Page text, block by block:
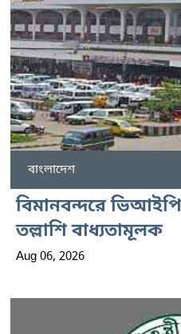
বাংলাদেশ
বিমানবন্দরে
তল্লাশি বাধ্যতামূলক
Aug 06, 2026